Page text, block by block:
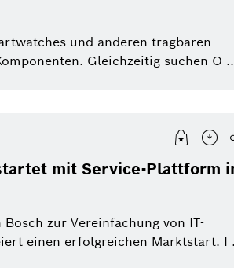
und anderen tragbaren
Gleichzeitig suchen O
mit Service-Plattform
zur Vereinfachung von IT-
einen erfolgreichen Marktstart. I